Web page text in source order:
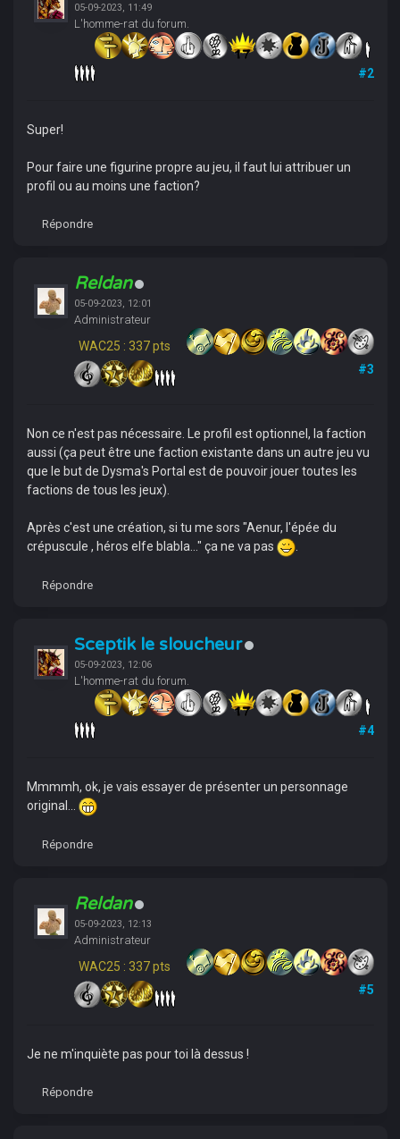
05-09-2023, 11:49
L'homme-rat du forum.
#2
Super!
Pour faire une figurine propre au jeu, il faut lui attribuer un
profil ou au moins une faction?
Répondre
Reldan
05-09-2023, 12:01
Administrateur
WAC25 : 337 pts
#3
Non ce n'est pas nécessaire. Le profil est optionnel, la faction
aussi (ça peut être une faction existante dans un autre jeu vu
que le but de Dysma's Portal est de pouvoir jouer toutes les
factions de tous les jeux).
Après c'est une création, si tu me sors "Aenur, l'épée du
crépuscule , héros elfe blabla..." ça ne va pas
.
Répondre
Sceptik le sloucheur
05-09-2023, 12:06
L'homme-rat du forum.
#4
Mmmmh, ok, je vais essayer de présenter un personnage
original...
Répondre
Reldan
05-09-2023, 12:13
Administrateur
WAC25 : 337 pts
#5
Je ne m'inquiète pas pour toi là dessus !
Répondre